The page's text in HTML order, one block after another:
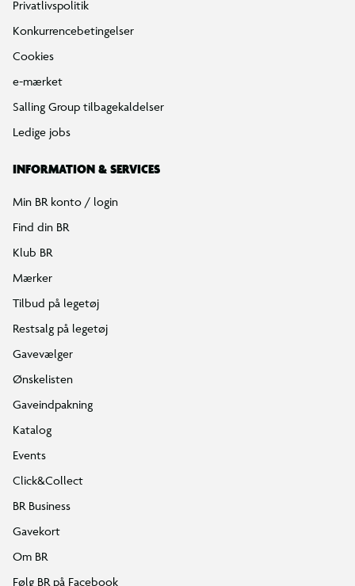
Privatlivspolitik
Konkurrencebetingelser
Cookies
e-mærket
Salling Group tilbagekaldelser
Ledige jobs
INFORMATION & SERVICES
Min BR konto / login
Find din BR
Klub BR
Mærker
Tilbud på legetøj
Restsalg på legetøj
Gavevælger
Ønskelisten
Gaveindpakning
Katalog
Events
Click&Collect
BR Business
Gavekort
Om BR
Følg BR på Facebook